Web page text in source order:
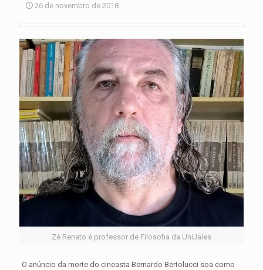
26 de novembro de 2018
Zé Renato é professor de Filosofia da UniJales
O anúncio da morte do cineasta Bernardo Bertolucci soa como